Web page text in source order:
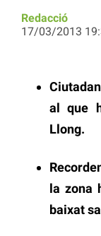
Redacció
17/03/2013
al que
Llong.
la zona
baixat